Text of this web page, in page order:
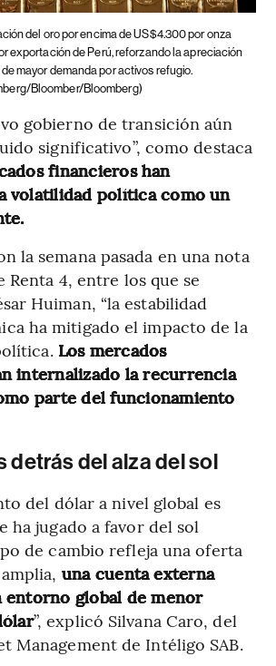
del oro por encima de US$4.300 por onza
exportación de Perú, reforzando la apreciación
mayor demanda por activos refugio.
Bloomber/Bloomberg)
gobierno de transición aún
significativo”, como destaca
financieros han
volatilidad política como un
la semana pasada en una nota
Renta 4, entre los que se
Huiman, “la estabilidad
ha mitigado el impacto de la
Los mercados
internalizado la recurrencia
parte del funcionamiento
detrás del alza del sol
del dólar a nivel global es
ha jugado a favor del sol
de cambio refleja una oferta
una cuenta externa
entorno global de menor
”, explicó Silvana Caro, del
Management de Intéligo SAB.